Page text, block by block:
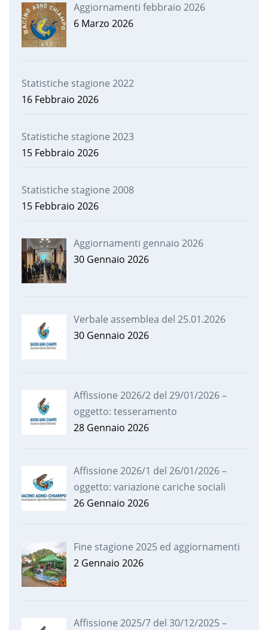
Aggiornamenti febbraio 2026
6 Marzo 2026
Statistiche stagione 2022
16 Febbraio 2026
Statistiche stagione 2023
15 Febbraio 2026
Statistiche stagione 2008
15 Febbraio 2026
Aggiornamenti gennaio 2026
30 Gennaio 2026
Verbale assemblea del 25.01.2026
30 Gennaio 2026
Affissione 2026/2 del 29/01/2026 –
oggetto: tesseramento
28 Gennaio 2026
Affissione 2026/1 del 26/01/2026 –
oggetto: variazione cariche sociali
26 Gennaio 2026
Fine stagione 2025 ed aggiornamenti
2 Gennaio 2026
Affissione 2025/7 del 30/12/2025 –